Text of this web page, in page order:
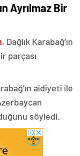
Ayrılmaz Bir
, Dağlık Karabağ’ın
parçası
aidiyeti ile
söyledi.